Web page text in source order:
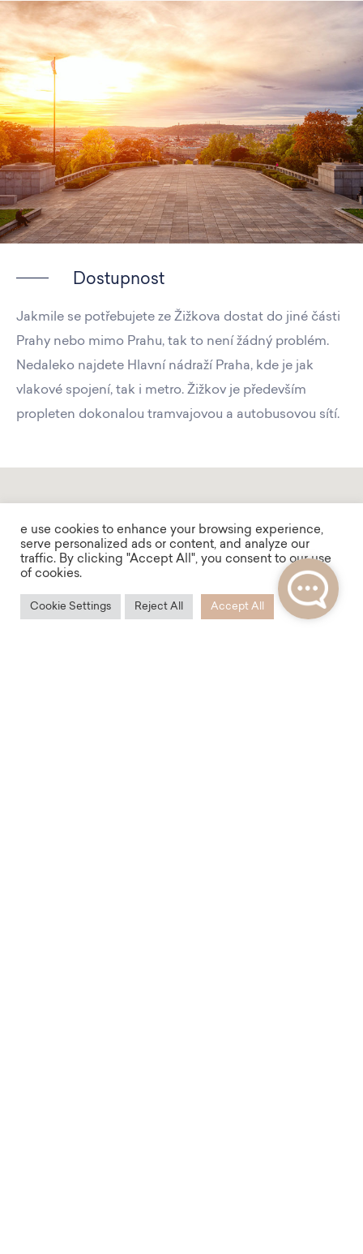
Dostupnost
Jakmile se potřebujete ze Žižkova dostat do jiné části
Prahy nebo mimo Prahu, tak to není žádný problém.
Nedaleko najdete Hlavní nádraží Praha, kde je jak
vlakové spojení, tak i metro. Žižkov je především
propleten dokonalou tramvajovou a autobusovou sítí.
e use cookies to enhance your browsing experience,
serve personalized ads or content, and analyze our
traffic. By clicking "Accept All", you consent to our use
of cookies.
Cookie Settings Reject All Accept All